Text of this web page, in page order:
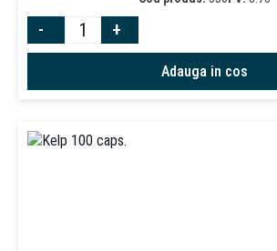
- +
Adauga in cos